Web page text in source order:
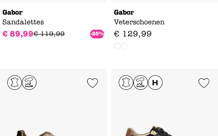
Gabor
Sandalettes
€ 89,99€ 119,99 -25%
Gabor
Veterschoenen
€ 129,99
Add to Wishlist Add to